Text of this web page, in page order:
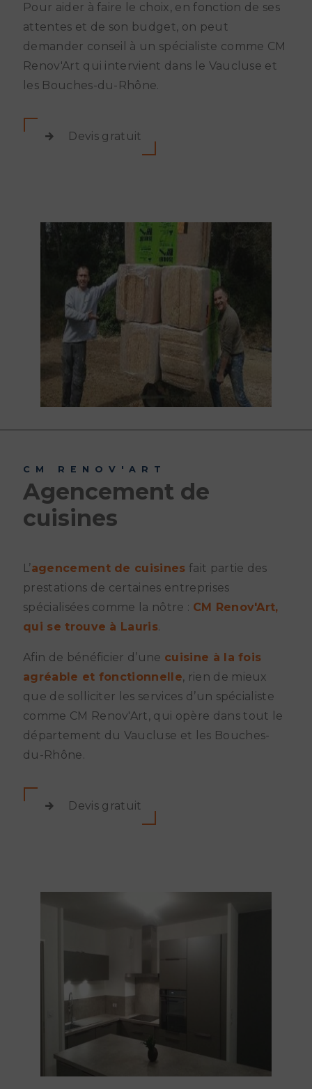
Pour aider à faire le choix, en fonction de ses
attentes et de son budget, on peut
demander conseil à un spécialiste comme CM
Renov'Art qui intervient dans le Vaucluse et
les Bouches-du-Rhône.
Devis gratuit
CM RENOV'ART
Agencement de
cuisines
L’agencement de cuisines fait partie des
prestations de certaines entreprises
spécialisées comme la nôtre : CM Renov'Art,
qui se trouve à Lauris.
Afin de bénéficier d’une cuisine à la fois
agréable et fonctionnelle, rien de mieux
que de solliciter les services d’un spécialiste
comme CM Renov'Art, qui opère dans tout le
département du Vaucluse et les Bouches-
du-Rhône.
Devis gratuit